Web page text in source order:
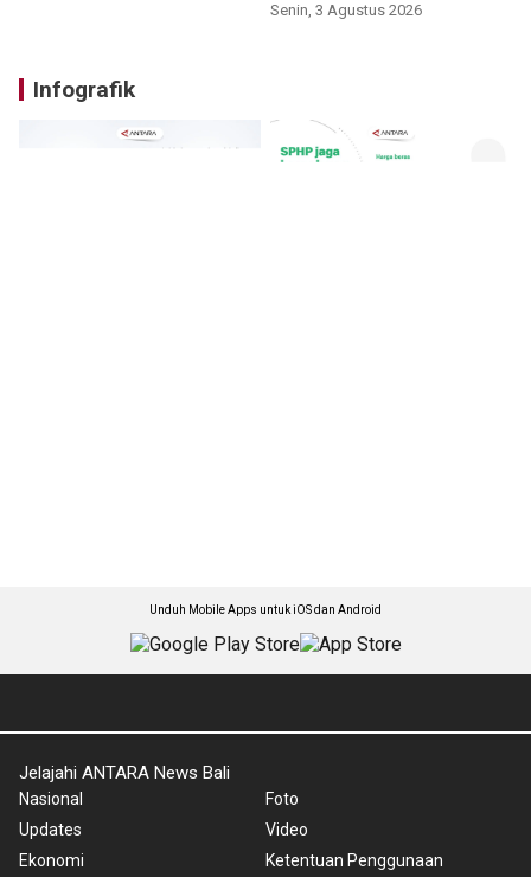
Senin, 3 Agustus 2026
Infografik
Unduh Mobile Apps untuk iOS dan Android
Jelajahi ANTARA News Bali
Nasional
Updates
Ekonomi
Foto
Video
Ketentuan Penggunaan